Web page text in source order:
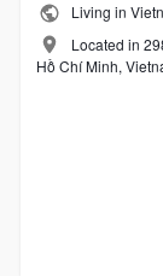
Living in
Located in
Hồ Chí Minh,